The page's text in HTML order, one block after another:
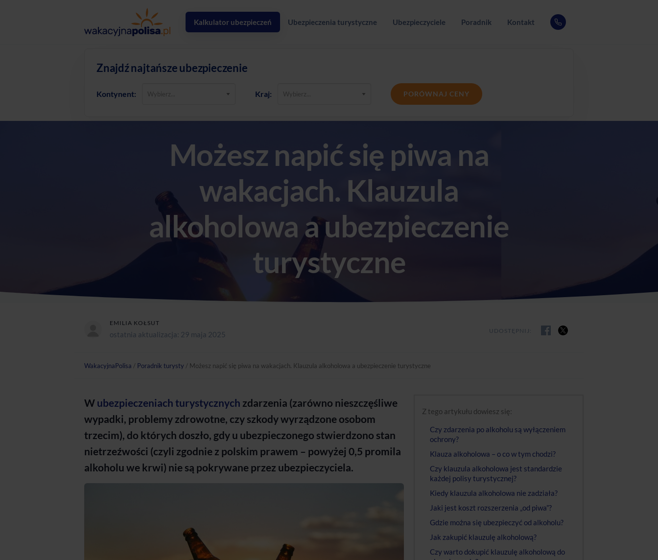
Kalkulator ubezpieczeń Ubezpieczenia turystyczne Ubezpieczyciele Poradnik Kontakt
Znajdź najtańsze ubezpieczenie
Kontynent: Kraj: PORÓWNAJ CENY
Możesz napić się piwa na
wakacjach. Klauzula
alkoholowa a ubezpieczenie
turystyczne
EMILIA KOŁSUT
ostatnia aktualizacja: 29 maja 2025 UDOSTĘPNIJ:
WakacyjnaPolisa / Poradnik turysty / Możesz napić się piwa na wakacjach. Klauzula alkoholowa a ubezpieczenie turystyczne
W ubezpieczeniach turystycznych zdarzenia (zarówno nieszczęśliwe
wypadki, problemy zdrowotne, czy szkody wyrządzone osobom
trzecim), do których doszło, gdy u ubezpieczonego stwierdzono stan
nietrzeźwości (czyli zgodnie z polskim prawem – powyżej 0,5 promila
alkoholu we krwi) nie są pokrywane przez ubezpieczyciela.
Z tego artykułu dowiesz się:
Czy zdarzenia po alkoholu są wyłączeniem
ochrony?
Klauza alkoholowa – o co w tym chodzi?
Czy klauzula alkoholowa jest standardzie
każdej polisy turystycznej?
Kiedy klauzula alkoholowa nie zadziała?
Jaki jest koszt rozszerzenia „od piwa”?
Gdzie można się ubezpieczyć od alkoholu?
Jak zakupić klauzulę alkoholową?
Czy warto dokupić klauzulę alkoholową do